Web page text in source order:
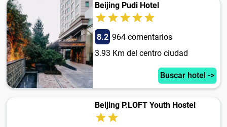
Beijing Pudi Hotel
8.2 964 comentarios
3.93 Km del centro ciudad
Buscar hotel ->
Beijing P.LOFT Youth Hostel